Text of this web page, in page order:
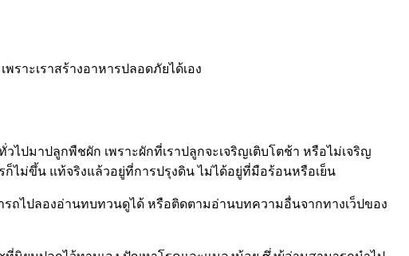
าะเราสร้างอาหารปลอดภัยได้เอง
ปมาปลูกพืชผัก เพราะผักที่เราปลูกจะเจริญเติบโตช้า หรือไม่เจริญ
ก็ไม่ขึ้น แท้จริงแล้วอยู่ที่การปรุงดิน ไม่ได้อยู่ที่มือร้อนหรือเย็น
รถไปลองอ่านทบทวนดูได้ หรือติดตามอ่านบทความอื่นจากทางเว็ปของ